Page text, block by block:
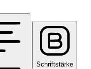
Schriftstärke